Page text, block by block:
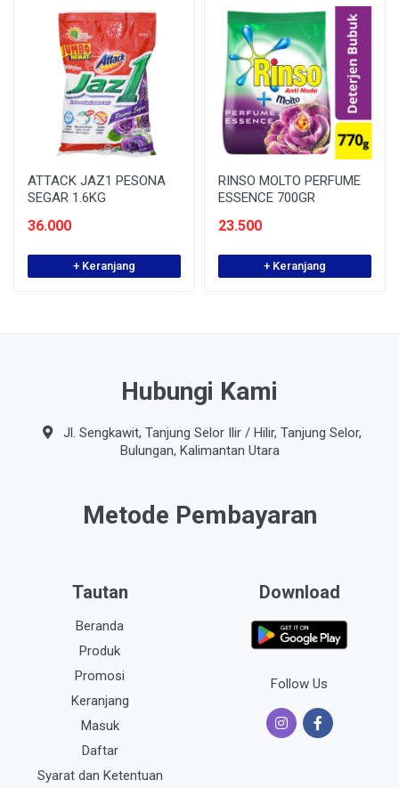
ATTACK JAZ1 PESONA
SEGAR 1.6KG
36.000
+ Keranjang
RINSO MOLTO PERFUME
ESSENCE 700GR
23.500
+ Keranjang
Hubungi Kami
Jl. Sengkawit, Tanjung Selor Ilir / Hilir, Tanjung Selor,
Bulungan, Kalimantan Utara
Metode Pembayaran
Tautan
Beranda
Produk
Promosi
Keranjang
Masuk
Daftar
Syarat dan Ketentuan
Download
Follow Us